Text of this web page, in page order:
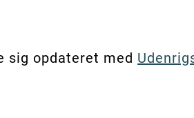
sig opdateret med